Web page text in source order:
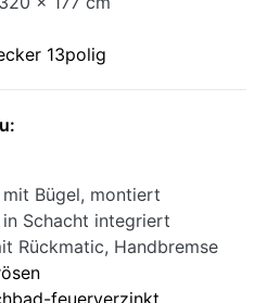
13polig
Bügel, montiert
Schacht integriert
Rückmatic, Handbremse